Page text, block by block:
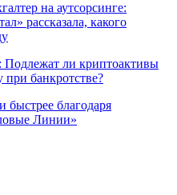
на аутсорсинге:
рассказала, какого
ли криптоактивы
банкротстве?
быстрее благодаря
Линии»